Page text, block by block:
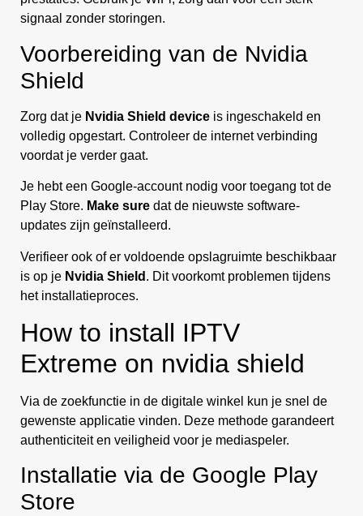
signaal zonder storingen.
Voorbereiding van de Nvidia
Shield
Zorg dat je Nvidia Shield device is ingeschakeld en
volledig opgestart. Controleer de internet verbinding
voordat je verder gaat.
Je hebt een Google-account nodig voor toegang tot de
Play Store. Make sure dat de nieuwste software-
updates zijn geïnstalleerd.
Verifieer ook of er voldoende opslagruimte beschikbaar
is op je Nvidia Shield . Dit voorkomt problemen tijdens
het installatieproces.
How to install IPTV
Extreme on nvidia shield
Via de zoekfunctie in de digitale winkel kun je snel de
gewenste applicatie vinden. Deze methode garandeert
authenticiteit en veiligheid voor je mediaspeler.
Installatie via de Google Play
Store